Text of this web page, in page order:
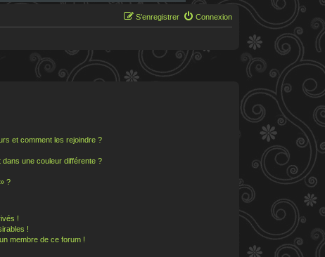
Connexion
S’enregistrer
et comment les rejoindre ?
une couleur différente ?
?
!
!
membre de ce forum !